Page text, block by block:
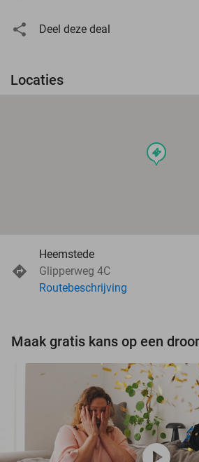
Deel deze deal
Locaties
events
Heemstede
Glipperweg 4C
Routebeschrijving